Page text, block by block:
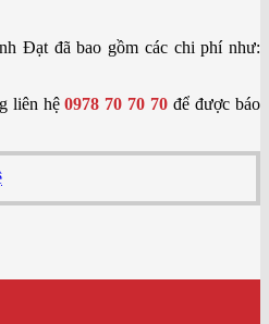
Đạt đã bao gồm các chi phí như:
liên hệ0978 70 70 70 để được báo